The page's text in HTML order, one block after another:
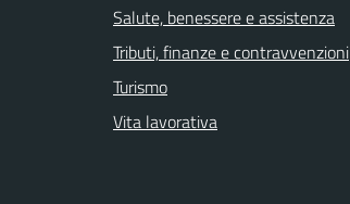
Salute, benessere e assistenza
Tributi, finanze e contravvenzioni
Turismo
Vita lavorativa